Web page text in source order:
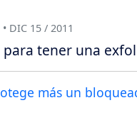
DIC 15 / 2011
para tener una